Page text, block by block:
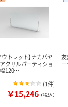
ウトレット】ナカバヤ
クリルパーティショ
幅120…
(1件)
￥15,246 （税込）
友